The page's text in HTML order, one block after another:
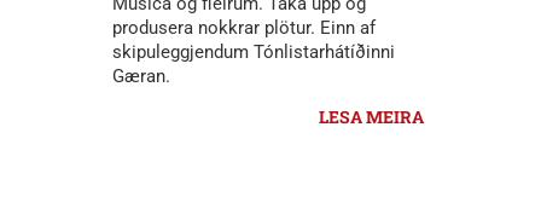
produsera nokkrar plötur. Einn af
skipuleggjendum Tónlistarhátíðinni
Gæran.
LESA MEIRA